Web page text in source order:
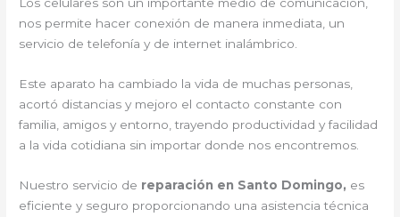
Los celulares son un importante medio de comunicación,
nos permite hacer conexión de manera inmediata, un
servicio de telefonía y de internet inalámbrico.
Este aparato ha cambiado la vida de muchas personas,
acortó distancias y mejoro el contacto constante con
familia, amigos y entorno, trayendo productividad y facilidad
a la vida cotidiana sin importar donde nos encontremos.
Nuestro servicio de reparación en Santo Domingo, es
eficiente y seguro proporcionando una asistencia técnica